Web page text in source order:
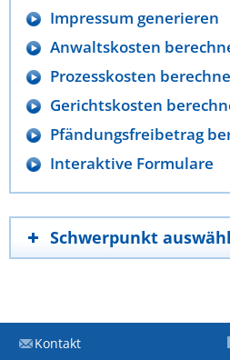
Impressum generieren
Anwaltskosten
Prozesskosten
Gerichtskosten
Pfändungsfreibetrag
Interaktive Formulare
Schwerpunkt
Kontakt